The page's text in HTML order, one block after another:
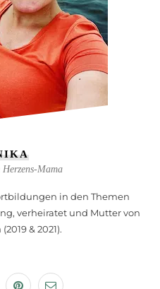
Mama
in den Themen
verheiratet und Mutter von
& 2021).